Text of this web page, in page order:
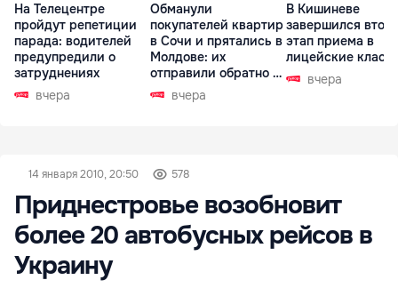
На Телецентре
пройдут репетиции
парада: водителей
предупредили о
затруднениях
вчера
Обманули
покупателей квартир
в Сочи и прятались в
Молдове: их
отправили обратно в
РФ вчера
В Кишиневе
завершился
этап приема в
лицейские
вчера
14 января 2010, 20:50 578
Приднестровье возобновит
более 20 автобусных рейсов в
Украину